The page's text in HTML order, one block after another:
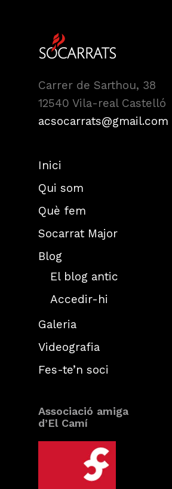
Carrer de Sarthou, 38
12540 Vila-real Castelló
acsocarrats@gmail.com
Inici
Qui som
Què fem
Socarrat Major
Blog
El blog antic
Accedir-hi
Galeria
Videografia
Fes-te’n soci
Associació amiga
d’El Camí